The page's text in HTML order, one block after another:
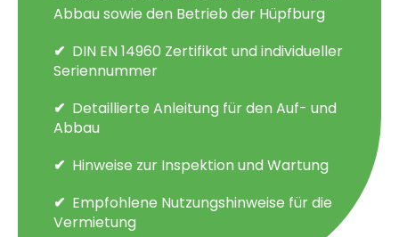
Abbau sowie den Betrieb der Hüpfburg
DIN EN 14960 Zertifikat und individueller
Seriennummer
Detaillierte Anleitung für den Auf- und
Abbau
Hinweise zur Inspektion und Wartung
Empfohlene Nutzungshinweise für die
Vermietung